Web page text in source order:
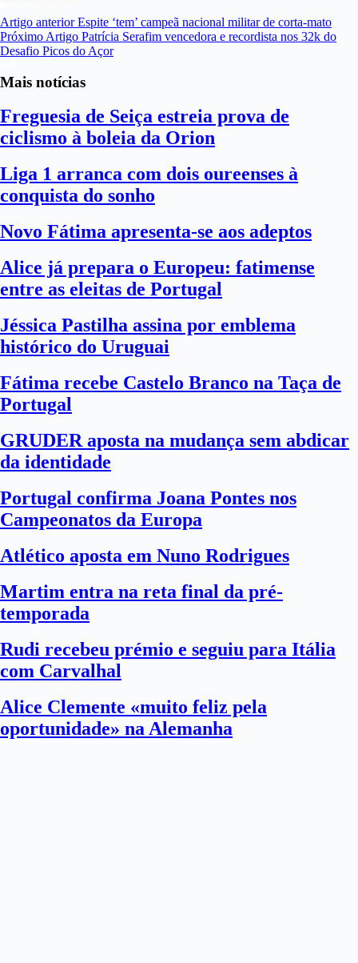
Artigo anteriorEspite ‘tem’ campeã nacional militar de corta-mato
Próximo Artigo Patrícia Serafim vencedora e recordista nos 32k do
Desafio Picos do Açor
Mais notícias
Freguesia de Seiça estreia prova de
ciclismo à boleia da Orion
Liga 1 arranca com dois oureenses à
conquista do sonho
Novo Fátima apresenta-se aos adeptos
Alice já prepara o Europeu: fatimense
entre as eleitas de Portugal
Jéssica Pastilha assina por emblema
histórico do Uruguai
Fátima recebe Castelo Branco na Taça de
Portugal
GRUDER aposta na mudança sem abdicar
da identidade
Portugal confirma Joana Pontes nos
Campeonatos da Europa
Atlético aposta em Nuno Rodrigues
Martim entra na reta final da pré-
temporada
Rudi recebeu prémio e seguiu para Itália
com Carvalhal
Alice Clemente «muito feliz pela
oportunidade» na Alemanha